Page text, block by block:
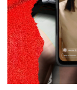
ค้นหา
SHARE